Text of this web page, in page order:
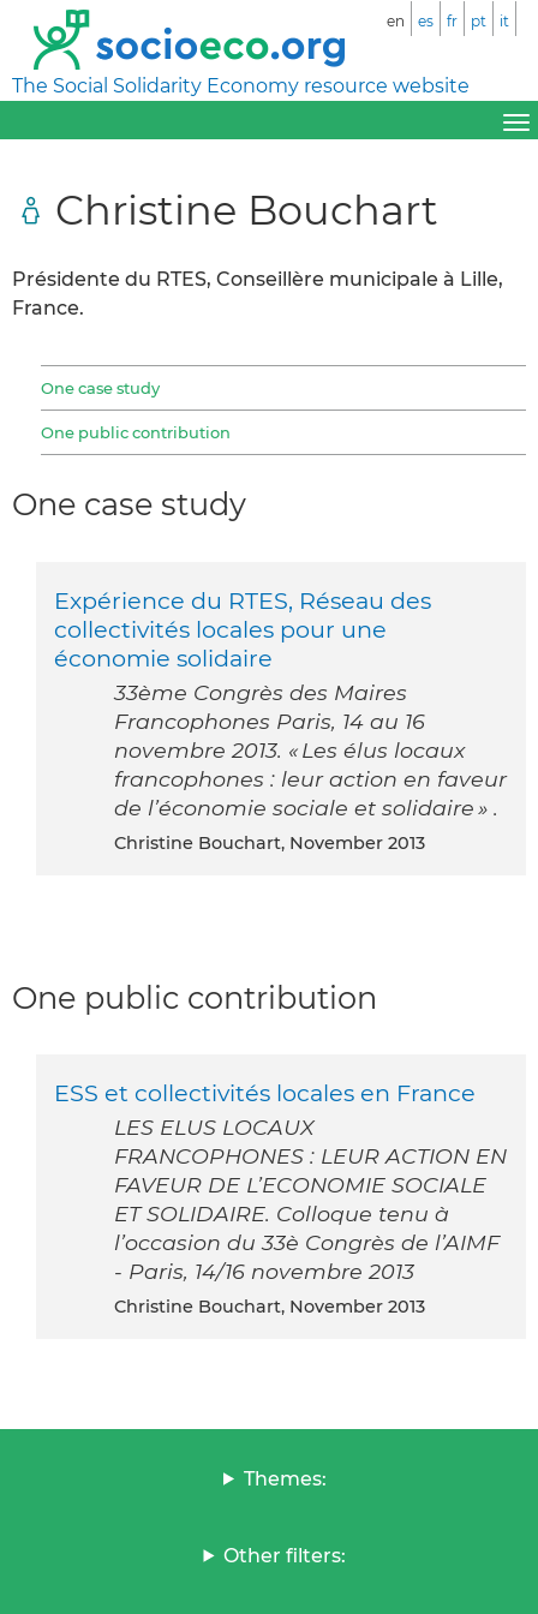
The Social Solidarity Economy resource website
en es fr pt it
Christine Bouchart
Présidente du RTES, Conseillère municipale à Lille,
France.
One case study
One public contribution
One case study
Expérience du RTES, Réseau des
collectivités locales pour une
économie solidaire
33ème Congrès des Maires
Francophones Paris, 14 au 16
novembre 2013. « Les élus locaux
francophones : leur action en faveur
de l’économie sociale et solidaire » .
Christine Bouchart, November 2013
One public contribution
ESS et collectivités locales en France
LES ELUS LOCAUX
FRANCOPHONES : LEUR ACTION EN
FAVEUR DE L’ECONOMIE SOCIALE
ET SOLIDAIRE. Colloque tenu à
l’occasion du 33è Congrès de l’AIMF
- Paris, 14/16 novembre 2013
Christine Bouchart, November 2013
Themes:
Other filters: